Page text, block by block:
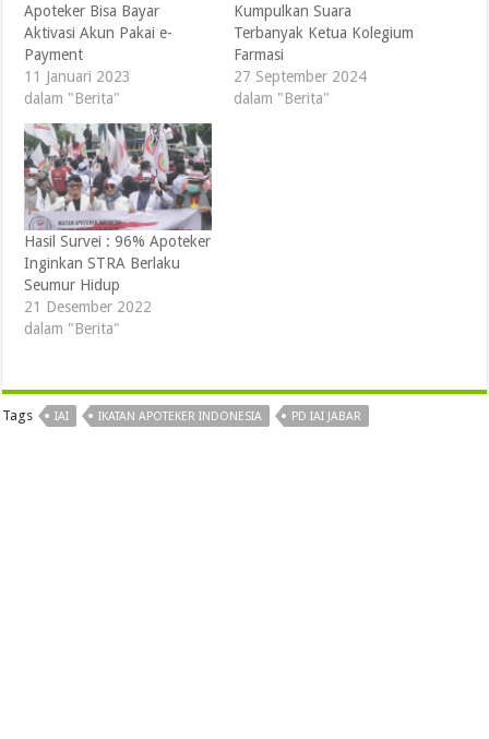
Apoteker Bisa Bayar
Aktivasi Akun Pakai e-
Payment
11 Januari 2023
dalam "Berita"
Kumpulkan Suara
Terbanyak Ketua Kolegium
Farmasi
27 September 2024
dalam "Berita"
Hasil Survei : 96% Apoteker
Inginkan STRA Berlaku
Seumur Hidup
21 Desember 2022
dalam "Berita"
Tags IAI IKATAN APOTEKER INDONESIA PD IAI JABAR